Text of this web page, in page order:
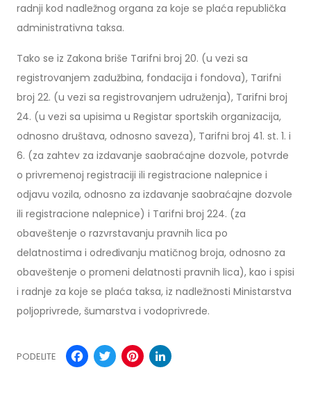
radnji kod nadležnog organa za koje se plaća republička
administrativna taksa.
Tako se iz Zakona briše Tarifni broj 20. (u vezi sa
registrovanjem zadužbina, fondacija i fondova), Tarifni
broj 22. (u vezi sa registrovanjem udruženja), Tarifni broj
24. (u vezi sa upisima u Registar sportskih organizacija,
odnosno društava, odnosno saveza), Tarifni broj 41. st. 1. i
6. (za zahtev za izdavanje saobraćajne dozvole, potvrde
o privremenoj registraciji ili registracione nalepnice i
odjavu vozila, odnosno za izdavanje saobraćajne dozvole
ili registracione nalepnice) i Tarifni broj 224. (za
obaveštenje o razvrstavanju pravnih lica po
delatnostima i određivanju matičnog broja, odnosno za
obaveštenje o promeni delatnosti pravnih lica), kao i spisi
i radnje za koje se plaća taksa, iz nadležnosti Ministarstva
poljoprivrede, šumarstva i vodoprivrede.
PODELITE Facebook
TwitterPinterest